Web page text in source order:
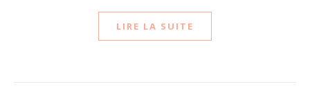
LIRE LA SUITE